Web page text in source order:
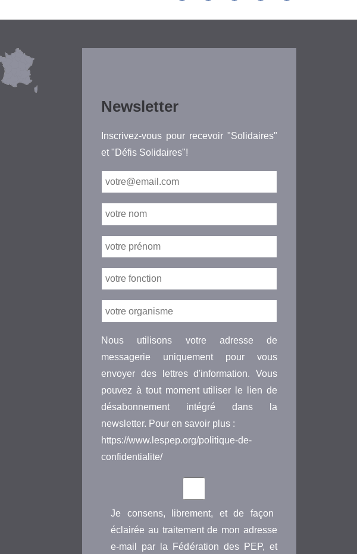
Newsletter
Inscrivez-vous pour recevoir "Solidaires"
et "Défis Solidaires"!
Nous utilisons votre adresse de
messagerie uniquement pour vous
envoyer des lettres d'information. Vous
pouvez à tout moment utiliser le lien de
désabonnement intégré dans la
newsletter. Pour en savoir plus :
https://www.lespep.org/politique-de-
confidentialite/
Je consens, librement, et de façon
éclairée au traitement de mon adresse
e-mail par la Fédération des PEP, et